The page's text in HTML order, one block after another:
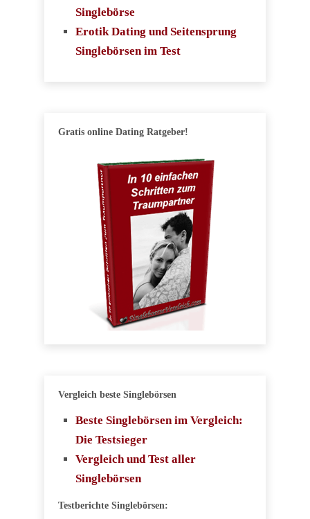
Singlebörse
Erotik Dating und Seitensprung
Singlebörsen im Test
Gratis online Dating Ratgeber!
Vergleich beste Singlebörsen
Beste Singlebörsen im Vergleich:
Die Testsieger
Vergleich und Test aller
Singlebörsen
Testberichte Singlebörsen: